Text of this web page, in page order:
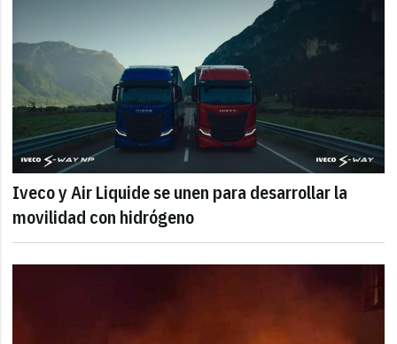
Iveco y Air Liquide se unen para desarrollar la
movilidad con hidrógeno